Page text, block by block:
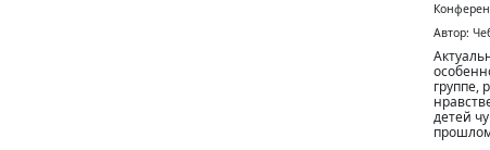
Автор:
группе,
детей